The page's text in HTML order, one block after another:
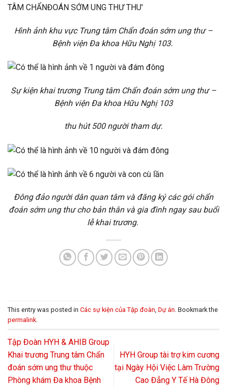
Hình ảnh khu vực Trung tâm Chẩn đoán sớm ung thư –
Bệnh viện Đa khoa Hữu Nghị 103.
Sự kiện khai trương Trung tâm Chẩn đoán sớm ung thư –
Bệnh viện Đa khoa Hữu Nghị 103
thu hút 500 người tham dự.
Đông đảo người dân quan tâm và đăng ký các gói chẩn
đoán sớm ung thư cho bản thân và gia đình ngay sau buổi
lễ khai trương.
This entry was posted in Các sự kiện của Tập đoàn Dự án . Bookmark the
permalink
Tập Đoàn HYH & AHIB Group
Khai trương Trung tâm Chẩn
đoán sớm ung thư thuộc
Phòng khám Đa khoa Bệnh
HYH Group tài trợ kim cương
tại Ngày Hội Việc Làm Trường
Cao Đẳng Y Tế Hà Đông